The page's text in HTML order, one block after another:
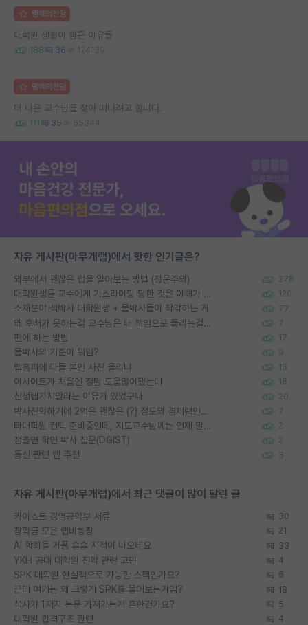
명예의전당
대학원 생활이 힘든 이유들
188 36 124139
명예의전당
더 나은 교수님을 찾아 떠나려고 합니다.
111 35 55344
자유 게시판(아무개랩)에서 핫한 인기글은?
외부에서 괜찮은 랩을 알아보는 방법 (장문주의) 278
대학원생들 교수에게 가스라이팅 당한 것은 이해가 갑니다. 안타깝네요. 120
소재분야 석박사 대학원생 + 물박사들이 착각하는 거 77
왜 후배가 못하는걸 교수님은 내 책임으로 돌리는걸까요? 7
편애 하는 방법 17
물박사의 기준이 뭐임? 9
랩홈피에 다들 본인 사진 올리냐 13
이사이트가 처음엔 정말 도움많이됐는데 16
신생랩가지말라는 이유가 있었구나 20
박사진학하기에 2억은 괜찮은 (?) 정도의 경제력인가요 7
타대학원 컨텍 준비중인데, 지도교수님께는 언제 말씀드려야 할까요? 2
정출연 학연 박사 질문(DGIST) 2
통신 관련 랩 추천 3
자유 게시판(아무개랩)에서 최근 댓글이 많이 달린 글
카이스트 경영공학부 서류 30
장학금 모은 랩비통장 21
AI 학회들 거품 슬슬 지적이 나오네요 33
YKH 공대 대학원 진학 관련 고민 4
SPK 대학원 현실적으로 가능한 스펙인가요? 6
근데 여기는 왜 그렇게 SPK를 물어보는거임? 18
석사가 1저자 논문 가져가는게 흔한건가요? 5
대학원 합격구조 관련 4